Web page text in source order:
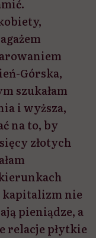
Górska,
szukałam
i wyższa,
na to, by
złotych
kapitalizm nie
pieniądze, a
relacje płytkie